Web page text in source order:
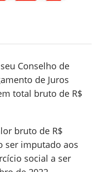
Conselho de
de Juros
total bruto de R$
bruto de R$
ser imputado aos
social a ser